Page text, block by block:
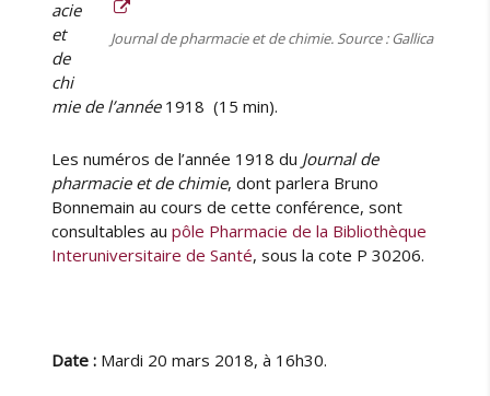
)
Journal de pharmacie et de chimie. Source : Gallica
acie
et
de
chi
mie de l’année1918 (15 min).
Les numéros de l’année 1918 du Journal de
pharmacie et de chimie, dont parlera Bruno
Bonnemain au cours de cette conférence, sont
consultables aupôle Pharmacie de la Bibliothèque
Interuniversitaire de Santé, sous la cote P 30206.
Date : Mardi 20 mars 2018, à 16h30.